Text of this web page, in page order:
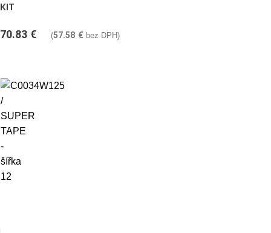
KIT
70.83 € (57.58 € bez DPH)